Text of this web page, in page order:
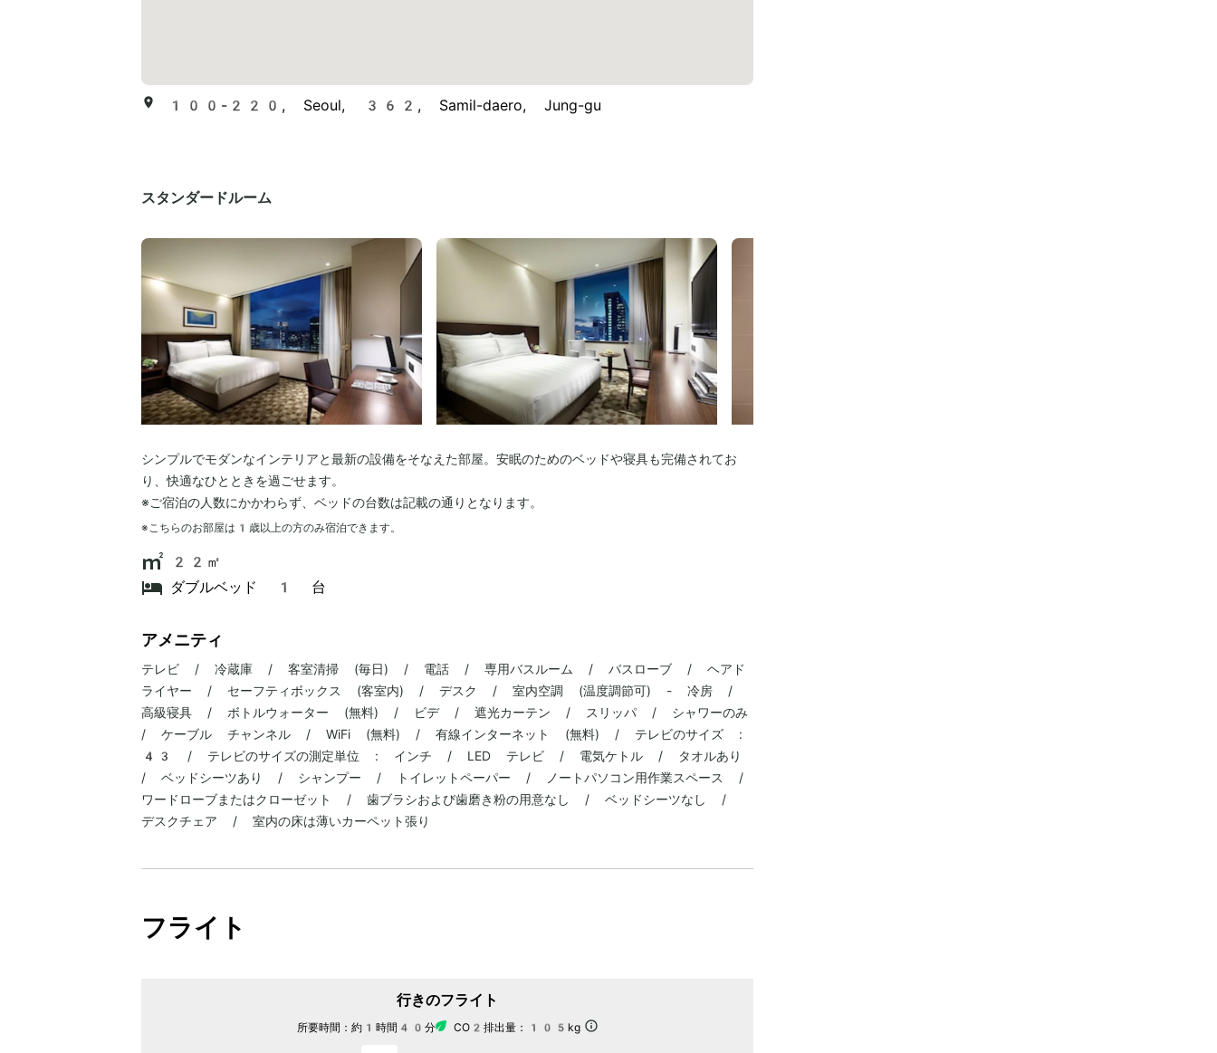
100-220, Seoul, 362, Samil-daero, Jung-gu
スタンダードルーム
シンプルでモダンなインテリアと最新の設備をそなえた部屋。安眠のためのベッドや寝具も完備されてお
り、快適なひとときを過ごせます。
※ご宿泊の人数にかかわらず、ベッドの台数は記載の通りとなります。
※こちらのお部屋は 1 歳以上の方のみ宿泊できます。
22㎡
ダブルベッド 1 台
アメニティ
テレビ / 冷蔵庫 / 客室清掃 (毎日) / 電話 / 専用バスルーム / バスローブ / ヘアド
ライヤー / セーフティボックス (客室内) / デスク / 室内空調 (温度調節可) - 冷房 /
高級寝具 / ボトルウォーター (無料) / ビデ / 遮光カーテン / スリッパ / シャワーのみ
/ ケーブル チャンネル / WiFi (無料) / 有線インターネット (無料) / テレビのサイズ :
43 / テレビのサイズの測定単位 : インチ / LED テレビ / 電気ケトル / タオルあり
/ ベッドシーツあり / シャンプー / トイレットペーパー / ノートパソコン用作業スペース /
ワードローブまたはクローゼット / 歯ブラシおよび歯磨き粉の用意なし / ベッドシーツなし /
デスクチェア / 室内の床は薄いカーペット張り
フライト
行きのフライト
所要時間： 約1時間40分 CO2排出量： 105kg